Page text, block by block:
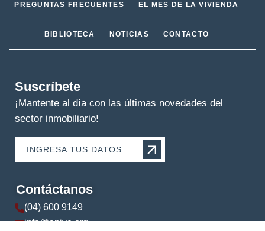
PREGUNTAS FRECUENTES EL MES DE LA VIVIENDA
BIBLIOTECA NOTICIAS CONTACTO
Suscríbete
¡Mantente al día con las últimas novedades del
sector inmobiliario!
INGRESA TUS DATOS
Contáctanos
(04) 600 9149
info@apive.org